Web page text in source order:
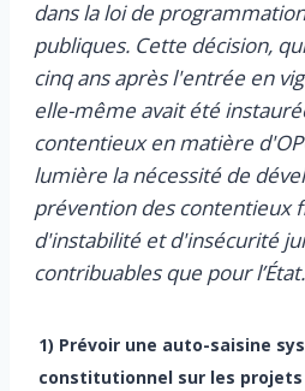
dans la loi de
publiques. Cette décision,
cinq ans après l'entrée en
elle-même avait été
contentieux en matière
lumière la nécessité de
prévention des contentieux
d'instabilité et d'insécurité
contribuables que pour l’État.
1) Prévoir une auto-saisine
constitutionnel sur les projets